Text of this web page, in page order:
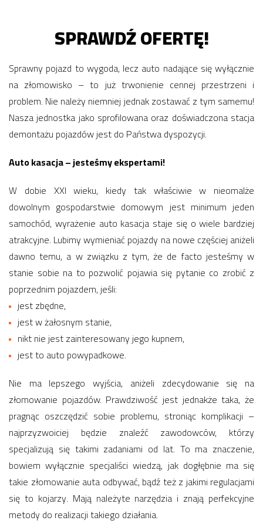
SPRAWDŹ OFERTĘ!
Sprawny pojazd to wygoda, lecz auto nadające się wyłącznie
na złomowisko – to już trwonienie cennej przestrzeni i
problem. Nie należy niemniej jednak zostawać z tym samemu!
Nasza jednostka jako sprofilowana oraz doświadczona stacja
demontażu pojazdów jest do Państwa dyspozycji.
Auto kasacja – jesteśmy ekspertami!
W dobie XXI wieku, kiedy tak właściwie w nieomalże
dowolnym gospodarstwie domowym jest minimum jeden
samochód, wyrażenie auto kasacja staje się o wiele bardziej
atrakcyjne. Lubimy wymieniać pojazdy na nowe częściej aniżeli
dawno temu, a w związku z tym, że de facto jesteśmy w
stanie sobie na to pozwolić pojawia się pytanie co zrobić z
poprzednim pojazdem, jeśli:
jest zbędne,
jest w żałosnym stanie,
nikt nie jest zainteresowany jego kupnem,
jest to auto powypadkowe.
Nie ma lepszego wyjścia, aniżeli zdecydowanie się na
złomowanie pojazdów. Prawdziwość jest jednakże taka, że
pragnąc oszczędzić sobie problemu, stroniąc komplikacji –
najprzyzwoiciej będzie znaleźć zawodowców, którzy
specjalizują się takimi zadaniami od lat. To ma znaczenie,
bowiem wyłącznie specjaliści wiedzą, jak dogłębnie ma się
takie złomowanie auta odbywać, bądź też z jakimi regulacjami
się to kojarzy. Mają należyte narzędzia i znają perfekcyjne
metody do realizacji takiego działania.